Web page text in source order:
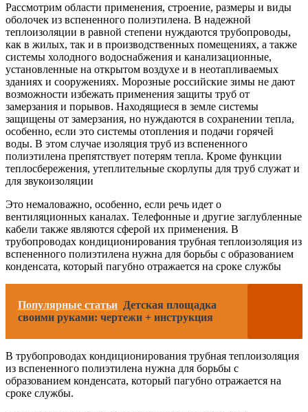
Рассмотрим области применения, строение, размеры и виды
оболочек из вспененного полиэтилена. В надежной
теплоизоляции в равной степени нуждаются трубопроводы,
как в жилых, так и в производственных помещениях, а также
системы холодного водоснабжения и канализационные,
установленные на открытом воздухе и в неотапливаемых
зданиях и сооружениях. Морозные российские зимы не дают
возможности избежать применения защиты труб от
замерзания и порывов. Находящиеся в земле системы
защищены от замерзания, но нуждаются в сохранении тепла,
особенно, если это системы отопления и подачи горячей
воды. В этом случае изоляция труб из вспененного
полиэтилена препятствует потерям тепла. Кроме функции
теплосбережения, утеплительные скорлупы для труб служат и
для звукоизоляции
Это немаловажно, особенно, если речь идет о
вентиляционных каналах. Телефонные и другие заглубленные
кабели также являются сферой их применения. В
трубопроводах кондиционирования трубная теплоизоляция из
вспененного полиэтилена нужна для борьбы с образованием
конденсата, который пагубно отражается на сроке службы
Популярные статьи Детская площадка
своими руками: чертежи + инструкция
В трубопроводах кондиционирования трубная теплоизоляция
из вспененного полиэтилена нужна для борьбы с
образованием конденсата, который пагубно отражается на
сроке службы.